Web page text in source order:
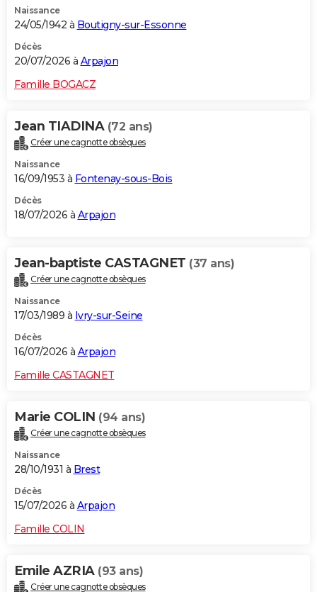
Naissance
24/05/1942 à Boutigny-sur-Essonne
Décès
20/07/2026 à Arpajon
Famille BOGACZ
Jean TIADINA (72 ans)
Créer une cagnotte obsèques
Naissance
16/09/1953 à Fontenay-sous-Bois
Décès
18/07/2026 à Arpajon
Jean-baptiste CASTAGNET (37 ans)
Créer une cagnotte obsèques
Naissance
17/03/1989 à Ivry-sur-Seine
Décès
16/07/2026 à Arpajon
Famille CASTAGNET
Marie COLIN (94 ans)
Créer une cagnotte obsèques
Naissance
28/10/1931 à Brest
Décès
15/07/2026 à Arpajon
Famille COLIN
Emile AZRIA (93 ans)
Créer une cagnotte obsèques